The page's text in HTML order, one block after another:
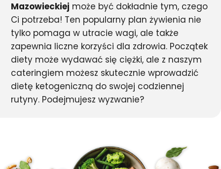
Mazowieckiej może być dokładnie tym, czego
Ci potrzeba! Ten popularny plan żywienia nie
tylko pomaga w utracie wagi, ale także
zapewnia liczne korzyści dla zdrowia. Początek
diety może wydawać się ciężki, ale z naszym
cateringiem możesz skutecznie wprowadzić
dietę ketogeniczną do swojej codziennej
rutyny. Podejmujesz wyzwanie?